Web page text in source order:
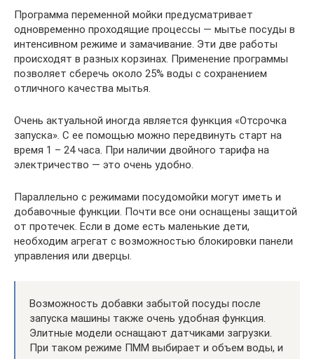
Программа переменной мойки предусматривает
одновременно проходящие процессы — мытье посуды в
интенсивном режиме и замачивание. Эти две работы
происходят в разных корзинах. Применение программы
позволяет сберечь около 25% воды с сохранением
отличного качества мытья.
Очень актуальной иногда является функция «Отсрочка
запуска». С ее помощью можно передвинуть старт на
время 1 – 24 часа. При наличии двойного тарифа на
электричество — это очень удобно.
Параллельно с режимами посудомойки могут иметь и
добавочные функции. Почти все они оснащены защитой
от протечек. Если в доме есть маленькие дети,
необходим агрегат с возможностью блокировки панели
управления или дверцы.
Возможность добавки забытой посуды после
запуска машины также очень удобная функция.
Элитные модели оснащают датчиками загрузки.
При таком режиме ПММ выбирает и объем воды, и